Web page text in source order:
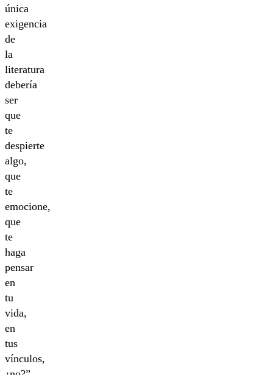
única
exigencia
de
la
literatura
debería
ser
que
te
despierte
algo,
que
te
emocione,
que
te
haga
pensar
en
tu
vida,
en
tus
vínculos,